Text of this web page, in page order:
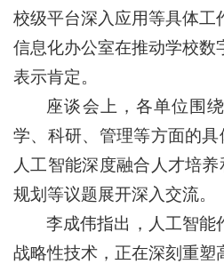
校级平台深入应用等具体工
信息化办公室在推动学校数
表示肯定。
座谈会上，各单位围
学、科研、管理等方面的具
人工智能深度融合人才培养
规划等议题展开深入交流。
李成伟指出，人工智能
战略性技术，正在深刻重塑